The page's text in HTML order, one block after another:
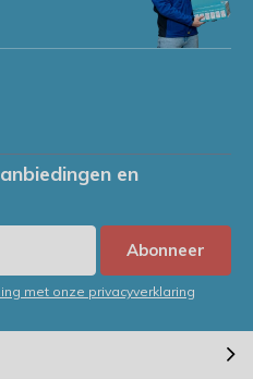
en
Abonneer
met onze privacyverklaring